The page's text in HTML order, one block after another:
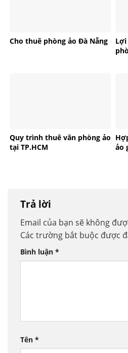
Cho thuê phòng ảo Đà Nẵng
Quy trình thuê văn phòng ảo
tại TP.HCM
ảo
Trả lời
Email của bạn sẽ không
Các trường bắt buộc được
Bình luận *
Tên *